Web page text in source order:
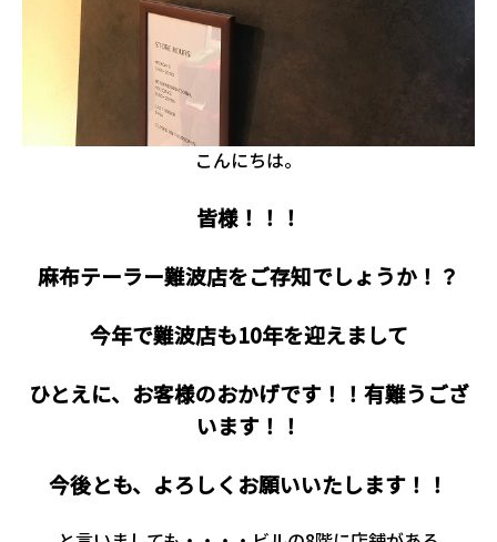
こんにちは。
皆様！！！
麻布テーラー難波店をご存知でしょうか！？
今年で難波店も10年を迎えまして
ひとえに、お客様のおかげです！！ 有難うござ
います！！
今後とも、よろしくお願いいたします！！